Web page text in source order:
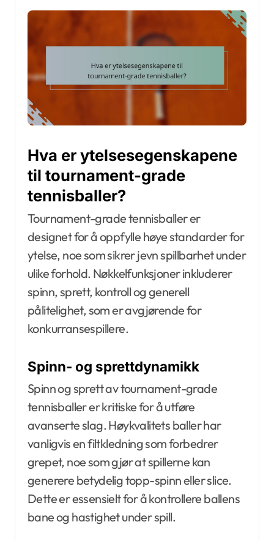
Hva er ytelsesegenskapene
til tournament-grade
tennisballer?
Tournament-grade tennisballer er
designet for å oppfylle høye standarder for
ytelse, noe som sikrer jevn spillbarhet under
ulike forhold. Nøkkelfunksjoner inkluderer
spinn, sprett, kontroll og generell
pålitelighet, som er avgjørende for
konkurransespillere.
Spinn- og sprettdynamikk
Spinn og sprett av tournament-grade
tennisballer er kritiske for å utføre
avanserte slag. Høykvalitets baller har
vanligvis en filtkledning som forbedrer
grepet, noe som gjør at spillerne kan
generere betydelig topp-spinn eller slice.
Dette er essensielt for å kontrollere ballens
bane og hastighet under spill.